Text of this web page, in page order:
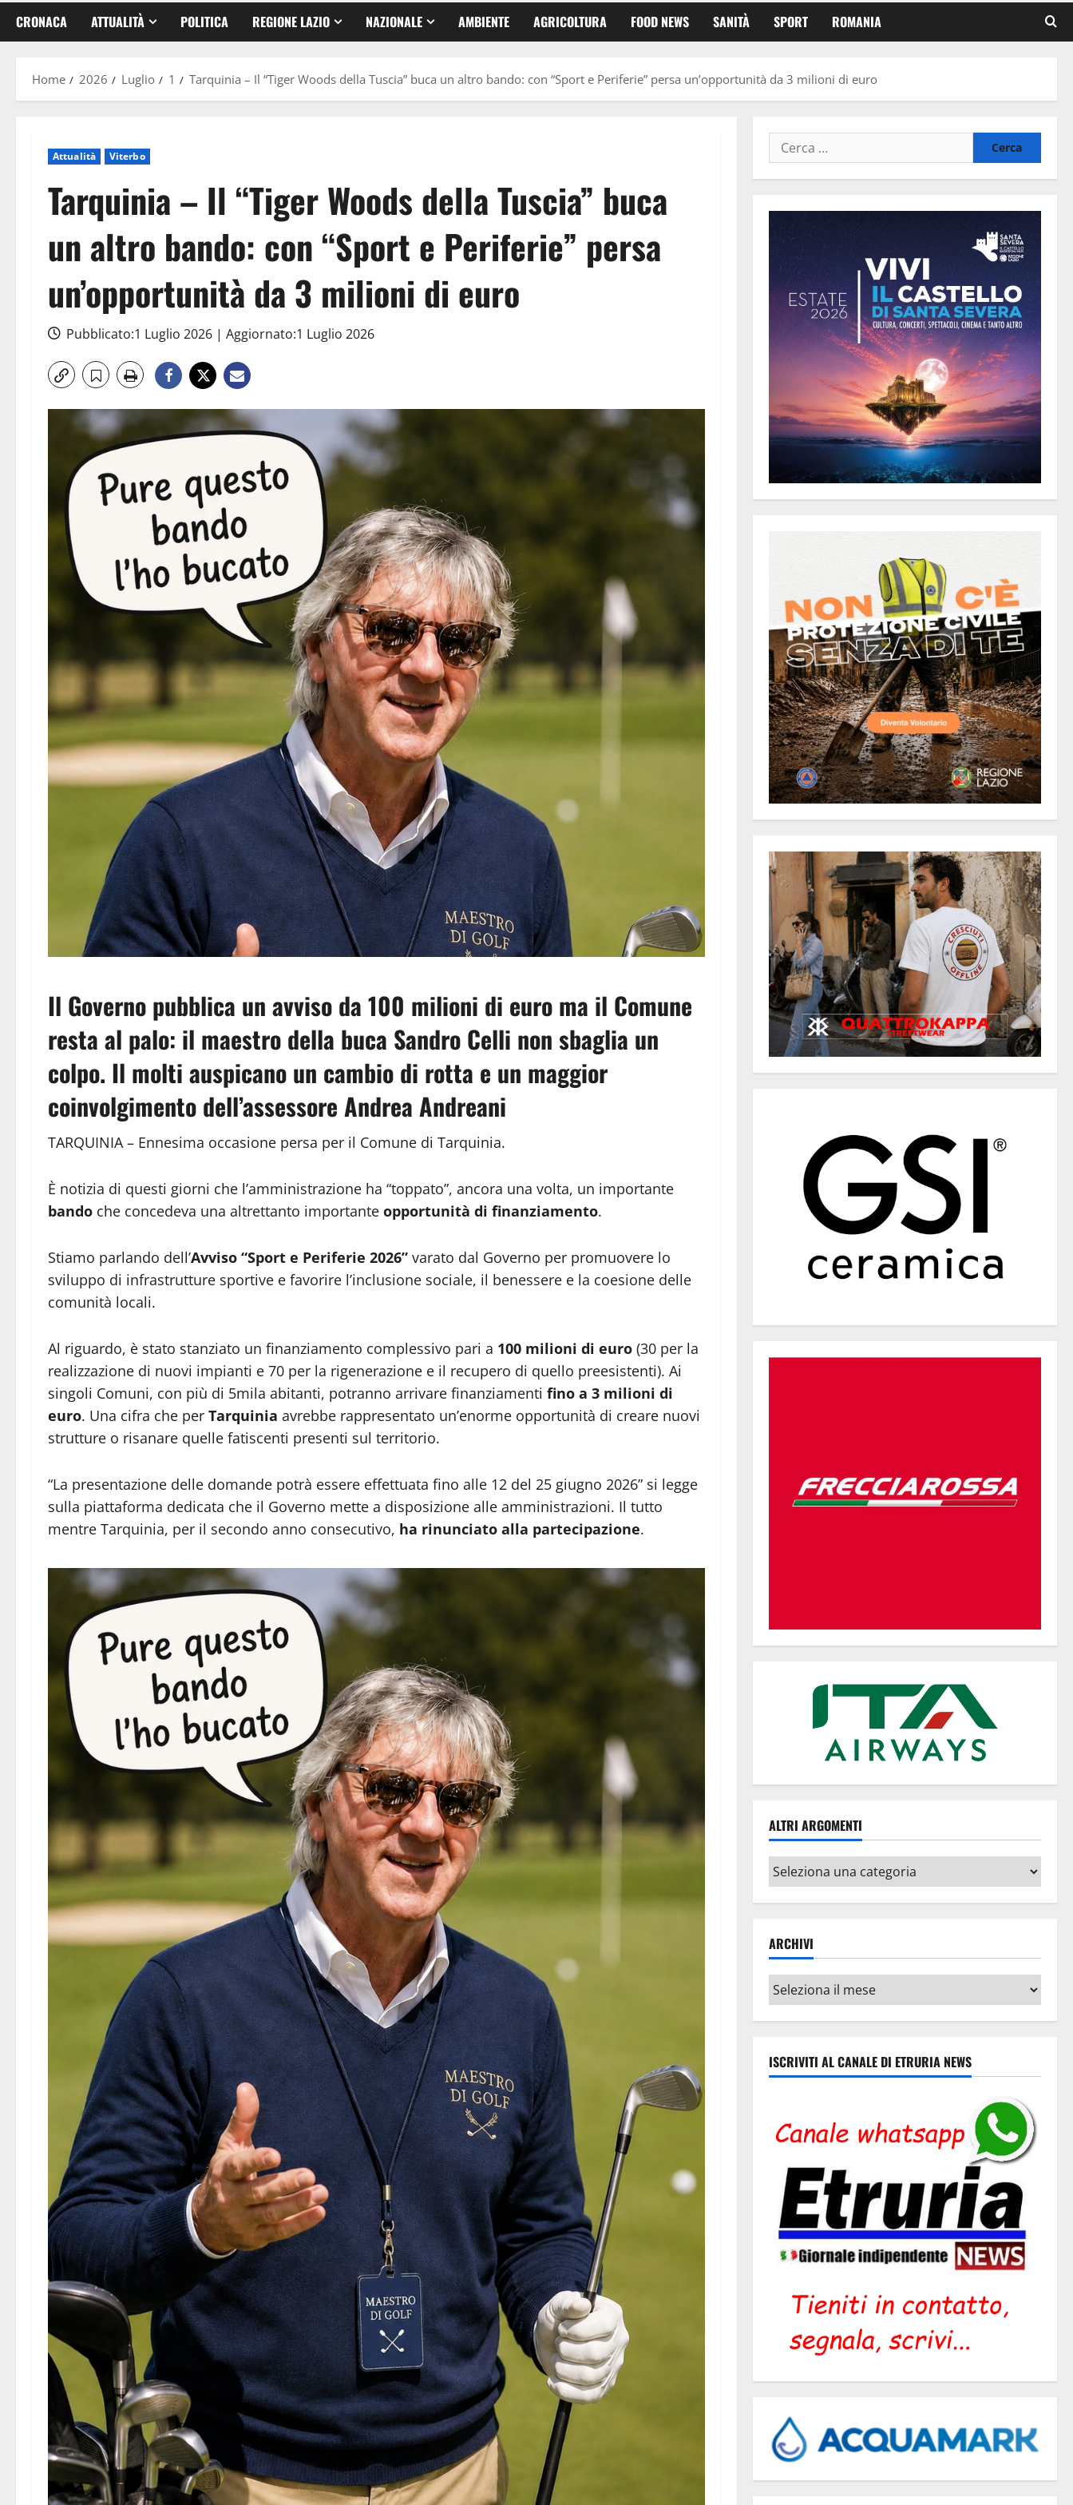
CRONACA ATTUALITÀ POLITICA REGIONE LAZIO NAZIONALE AMBIENTE AGRICOLTURA FOOD NEWS SANITÀ SPORT ROMANIA
Home 2026 Luglio 1 Tarquinia – Il “Tiger Woods della Tuscia” buca un altro bando: con “Sport e Periferie” persa un’opportunità da 3 milioni di euro
Attualità Viterbo
Tarquinia – Il “Tiger Woods della Tuscia” buca
un altro bando: con “Sport e Periferie” persa
un’opportunità da 3 milioni di euro
Pubblicato:1 Luglio 2026 | Aggiornato:1 Luglio 2026
Il Governo pubblica un avviso da 100 milioni di euro ma il Comune
resta al palo: il maestro della buca Sandro Celli non sbaglia un
colpo. Il molti auspicano un cambio di rotta e un maggior
coinvolgimento dell’assessore Andrea Andreani
TARQUINIA – Ennesima occasione persa per il Comune di Tarquinia.
È notizia di questi giorni che l’amministrazione ha “toppato”, ancora una volta, un importante
bando che concedeva una altrettanto importante opportunità di finanziamento.
Stiamo parlando dell’Avviso “Sport e Periferie 2026” varato dal Governo per promuovere lo
sviluppo di infrastrutture sportive e favorire l’inclusione sociale, il benessere e la coesione delle
comunità locali.
Al riguardo, è stato stanziato un finanziamento complessivo pari a 100 milioni di euro (30 per la
realizzazione di nuovi impianti e 70 per la rigenerazione e il recupero di quello preesistenti). Ai
singoli Comuni, con più di 5mila abitanti, potranno arrivare finanziamenti fino a 3 milioni di
euro. Una cifra che per Tarquinia avrebbe rappresentato un’enorme opportunità di creare nuovi
strutture o risanare quelle fatiscenti presenti sul territorio.
“La presentazione delle domande potrà essere effettuata fino alle 12 del 25 giugno 2026” si legge
sulla piattaforma dedicata che il Governo mette a disposizione alle amministrazioni. Il tutto
mentre Tarquinia, per il secondo anno consecutivo, ha rinunciato alla partecipazione.
Ricerca
per:
ALTRI ARGOMENTI
Altri
argomenti
ARCHIVI
Archivi
ISCRIVITI AL CANALE DI ETRURIA NEWS